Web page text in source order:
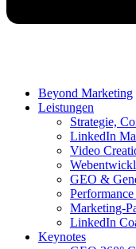
Beyond Marketing
Leistungen
Strategie,
LinkedIn
Video
GEO &
Marketing-
LinkedIn
Keynotes